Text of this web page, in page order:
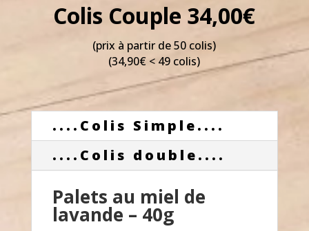
Colis Couple 34,00€
(prix à partir de 50 colis)
(34,90€ < 49 colis)
....Colis Simple....
....Colis double....
Palets au miel de
lavande – 40g